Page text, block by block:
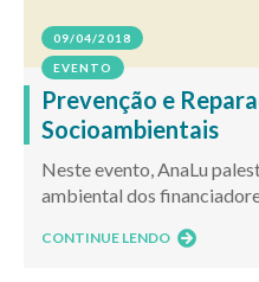
09/04/2018
EVENTO
Prevenção e
Socioambientais
Neste evento, AnaLu
ambiental dos
CONTINUE LENDO